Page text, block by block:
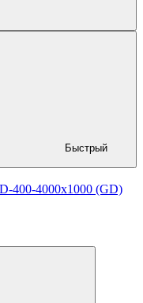
Быстрый
400-4000x1000 (GD)